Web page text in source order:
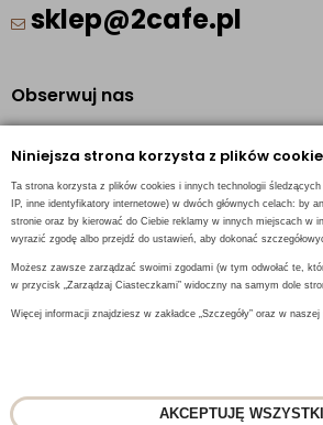
Niniejsza strona korzysta z plików
Ta strona korzysta z plików cookies i innych technologii
IP, inne identyfikatory internetowe) w dwóch głównych celach: by
stronie oraz by kierować do Ciebie reklamy w innych miejscach w
wyrazić zgodę albo przejdź do ustawień, aby dokonać
Możesz zawsze zarządzać swoimi zgodami (w tym odwołać te,
w przycisk „Zarządzaj Ciasteczkami” widoczny na samym dole
Więcej informacji znajdziesz w zakładce „Szczegóły” oraz w naszej
AKCEPTUJĘ
sklep@2cafe.pl
Obserwuj nas
Instagram
INFORMACJE KONTAKTOWE